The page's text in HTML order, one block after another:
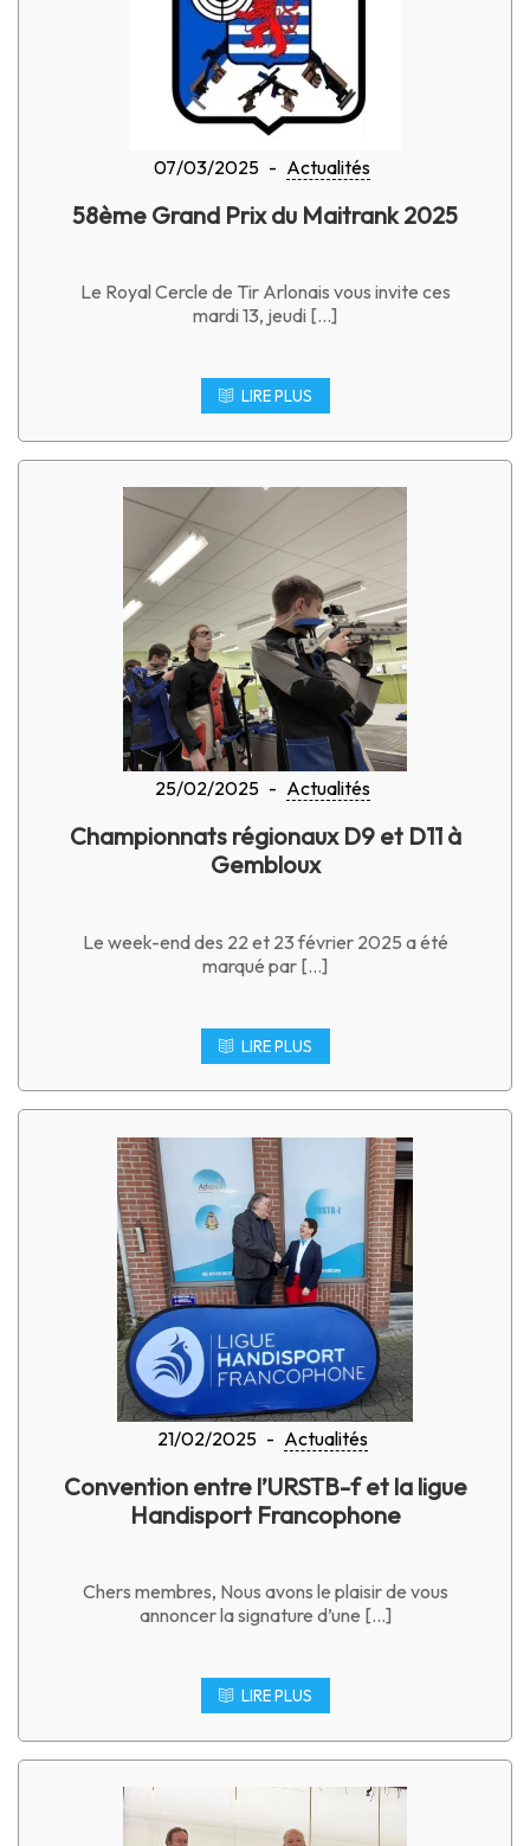
07/03/2025 - Actualités
58ème Grand Prix du Maitrank 2025
Le Royal Cercle de Tir Arlonais vous invite ces
mardi 13, jeudi […]
LIRE PLUS
25/02/2025 - Actualités
Championnats régionaux D9 et D11 à
Gembloux
Le week-end des 22 et 23 février 2025 a été
marqué par […]
LIRE PLUS
21/02/2025 - Actualités
Convention entre l’URSTB-f et la ligue
Handisport Francophone
Chers membres, Nous avons le plaisir de vous
annoncer la signature d’une […]
LIRE PLUS